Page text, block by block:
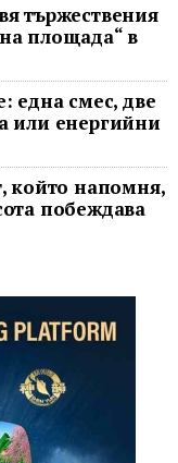
тържествения
площада“ в
една смес, две
или енергийни
който напомня,
побеждава